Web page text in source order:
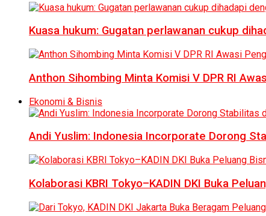
Kuasa hukum: Gugatan perlawanan cukup
Anthon Sihombing Minta Komisi V DPR RI
Ekonomi & Bisnis
Andi Yuslim: Indonesia Incorporate Dorong
Kolaborasi KBRI Tokyo–KADIN DKI Buka